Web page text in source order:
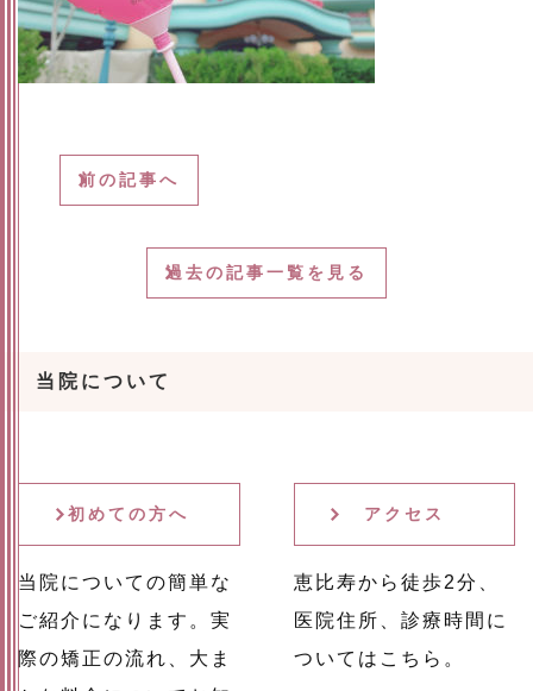
前の記事へ
過去の記事一覧を見る
当院について
初めての方へ
当院についての簡単な
ご紹介になります。実
際の矯正の流れ、大ま
アクセス
恵比寿から徒歩2分、
医院住所、診療時間に
ついてはこちら。